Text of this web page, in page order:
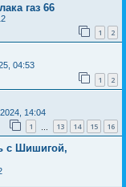
газ 66
1 2
04:53
1 2
14:04
1 13 14 15 16
с Шишигой,